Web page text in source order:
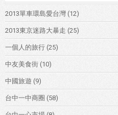
2013單車環島愛台灣 (12)
2013東京迷路大暴走 (25)
一個人的旅行 (25)
中友美食街 (10)
中國旅遊 (9)
台中一中商圈 (58)